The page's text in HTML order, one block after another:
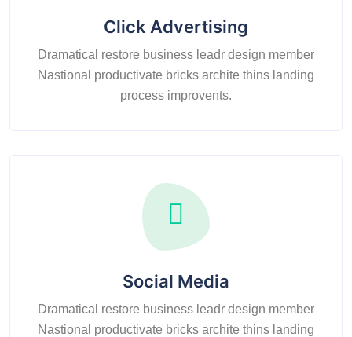
Click Advertising
Dramatical restore business leadr design member
Nastional productivate bricks archite thins landing
process improvents.
Social Media
Dramatical restore business leadr design member
Nastional productivate bricks archite thins landing